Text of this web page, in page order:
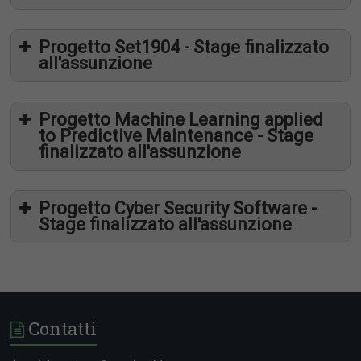
www.mbdacareers.it
Progetto Set1904 - Stage finalizzato
all'assunzione
Progetto Machine Learning applied
to Predictive Maintenance - Stage
finalizzato all'assunzione
Progetto Cyber Security Software -
Stage finalizzato all'assunzione
Contatti